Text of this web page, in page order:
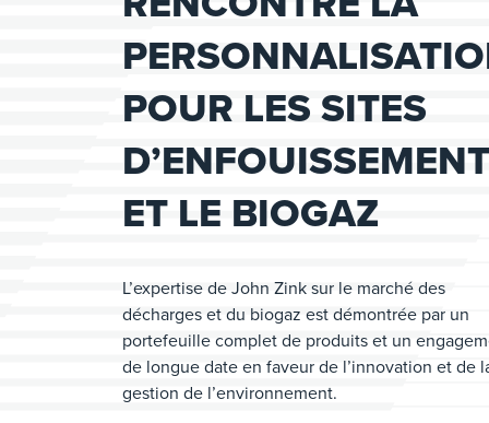
POUR LES SITES
D’ENFOUISSEMENT
ET LE BIOGAZ
L’expertise de John Zink sur le marché des
décharges et du biogaz est démontrée par un
portefeuille complet de produits et un
de longue date en faveur de l’innovation et de
gestion de l’environnement.